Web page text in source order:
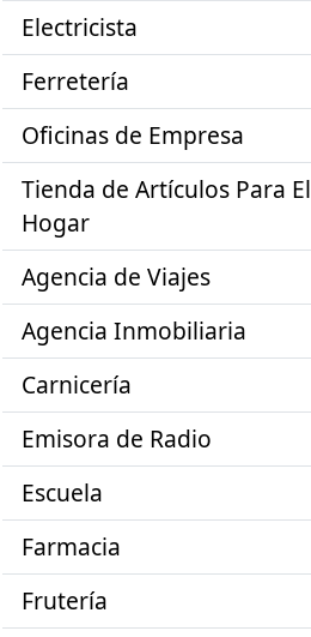
Electricista
Ferretería
Oficinas de Empresa
Tienda de Artículos Para El
Hogar
Agencia de Viajes
Agencia Inmobiliaria
Carnicería
Emisora de Radio
Escuela
Farmacia
Frutería